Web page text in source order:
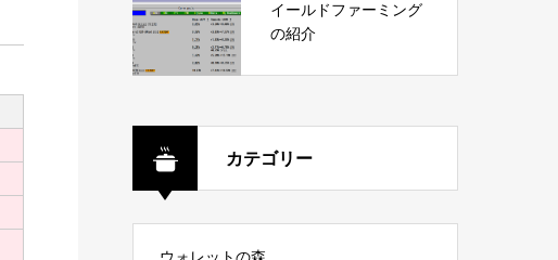
イールドファーミング
の紹介
カテゴリー